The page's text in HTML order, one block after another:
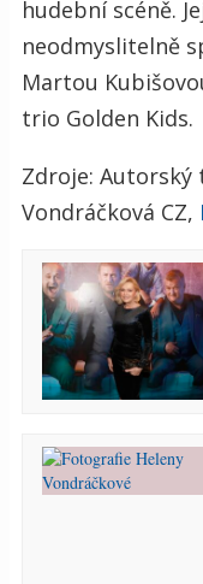
hudební scéně.
neodmyslitelně
Martou
trio Golden Kids.
Zdroje: Autorský
Vondráčková CZ,